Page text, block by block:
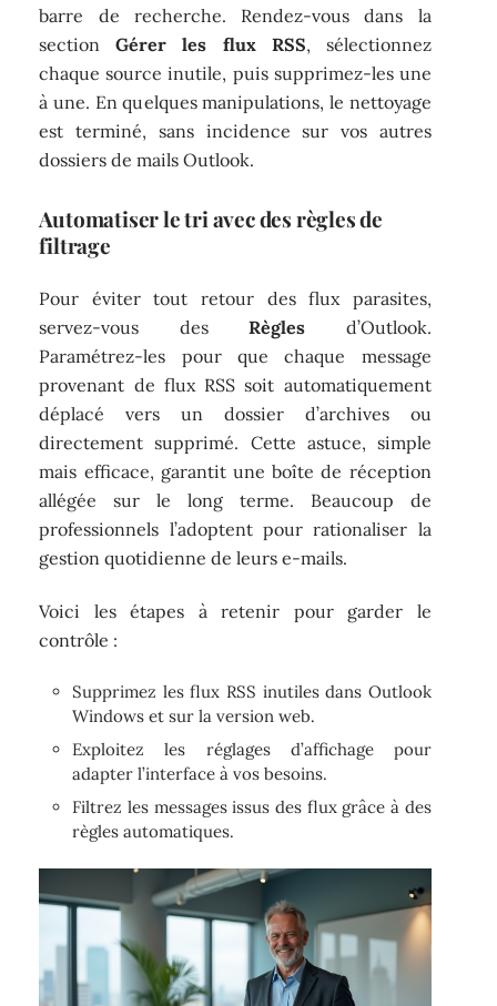
barre de recherche. Rendez-vous dans la
sectionGérer les flux RSS, sélectionnez
chaque source inutile, puis supprimez-les une
à une. En quelques manipulations, le nettoyage
est terminé, sans incidence sur vos autres
dossiers de mails Outlook.
Automatiser le tri avec des règles de
filtrage
Pour éviter tout retour des flux parasites,
servez-vous desRègles d’Outlook.
Paramétrez-les pour que chaque message
provenant de flux RSS soit automatiquement
déplacé vers un dossier d’archives ou
directement supprimé. Cette astuce, simple
mais efficace, garantit une boîte de réception
allégée sur le long terme. Beaucoup de
professionnels l’adoptent pour rationaliser la
gestion quotidienne de leurs e-mails.
Voici les étapes à retenir pour garder le
contrôle :
Supprimez les flux RSS inutiles dans Outlook
Windows et sur la version web.
Exploitez les réglages d’affichage pour
adapter l’interface à vos besoins.
Filtrez les messages issus des flux grâce à des
règles automatiques.